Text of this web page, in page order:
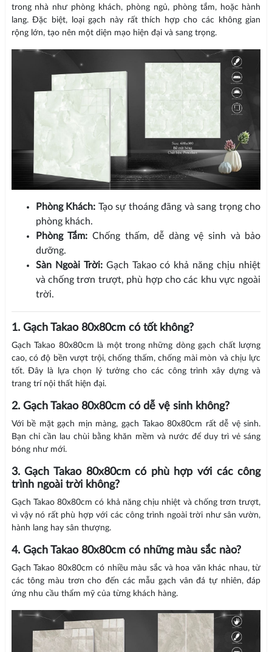
trong nhà như phòng khách, phòng ngủ, phòng tắm, hoặc hành
lang. Đặc biệt, loại gạch này rất thích hợp cho các không gian
rộng lớn, tạo nên một diện mạo hiện đại và sang trọng.
Phòng Khách: Tạo sự thoáng đãng và sang trọng cho
phòng khách.
Phòng Tắm: Chống thấm, dễ dàng vệ sinh và bảo
dưỡng.
Sàn Ngoài Trời:Gạch Takao có khả năng chịu nhiệt
và chống trơn trượt, phù hợp cho các khu vực ngoài
trời.
1. Gạch Takao 80x80cm có tốt không?
Gạch Takao 80x80cm là một trong những dòng gạch chất lượng
cao, có độ bền vượt trội, chống thấm, chống mài mòn và chịu lực
tốt. Đây là lựa chọn lý tưởng cho các công trình xây dựng và
trang trí nội thất hiện đại.
2. Gạch Takao 80x80cm có dễ vệ sinh không?
Với bề mặt gạch mịn màng, gạch Takao 80x80cm rất dễ vệ sinh.
Bạn chỉ cần lau chùi bằng khăn mềm và nước để duy trì vẻ sáng
bóng như mới.
3. Gạch Takao 80x80cm có phù hợp với các công
trình ngoài trời không?
Gạch Takao 80x80cm có khả năng chịu nhiệt và chống trơn trượt,
vì vậy nó rất phù hợp với các công trình ngoài trời như sân vườn,
hành lang hay sân thượng.
4. Gạch Takao 80x80cm có những màu sắc nào?
Gạch Takao 80x80cm có nhiều màu sắc và hoa văn khác nhau, từ
các tông màu trơn cho đến các mẫu gạch vân đá tự nhiên, đáp
ứng nhu cầu thẩm mỹ của từng khách hàng.